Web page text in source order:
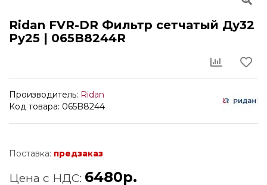
Ridan FVR-DR Фильтр сетчатый Ду32
Ру25 | 065B8244R
Производитель: Ridan
Код товара: 065B8244
Поставка: предзаказ
Цена с НДС: 6480р.